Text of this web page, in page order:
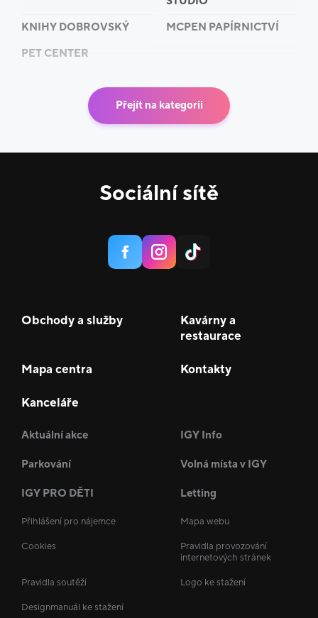
KNIHY DOBROVSKÝ
MCPEN PAPÍRNICTVÍ
PET CENTER
Přejít na kategorii
Sociální sítě
Obchody a služby
Kavárny a
restaurace
Mapa centra Kontakty
Kanceláře
Aktuální akce IGY Info
Parkování Volná místa v IGY
IGY PRO DĚTI Letting
Přihlášení pro nájemce Mapa webu
Cookies
Pravidla provozování
internetových stránek
Pravidla soutěží Logo ke stažení
Designmanuál ke stažení